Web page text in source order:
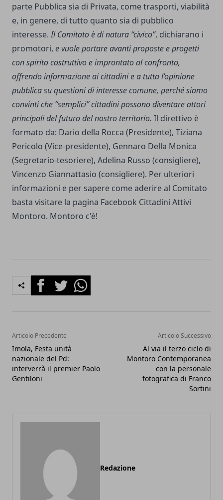
parte Pubblica sia di Privata, come trasporti, viabilità
e, in genere, di tutto quanto sia di pubblico
interesse.Il Comitato è di natura “civico”, dichiarano i
promotori, e vuole portare avanti proposte e progetti
con spirito costruttivo e improntato al confronto,
offrendo informazione ai cittadini e a tutta l’opinione
pubblica su questioni di interesse comune, perché siamo
convinti che “semplici” cittadini possono diventare attori
principali del futuro del nostro territorio. Il direttivo è
formato da: Dario della Rocca (Presidente), Tiziana
Pericolo (Vice-presidente), Gennaro Della Monica
(Segretario-tesoriere), Adelina Russo (consigliere),
Vincenzo Giannattasio (consigliere). Per ulteriori
informazioni e per sapere come aderire al Comitato
basta visitare la pagina Facebook Cittadini Attivi
Montoro. Montoro c'è!
FacebookTwitterWhatsapp
Articolo Precedente
Imola, Festa unità
nazionale del Pd:
interverrà il premier Paolo
Gentiloni
Articolo Successivo
Al via il terzo ciclo di
Montoro Contemporanea
con la personale
fotografica di Franco
Sortini
Redazione